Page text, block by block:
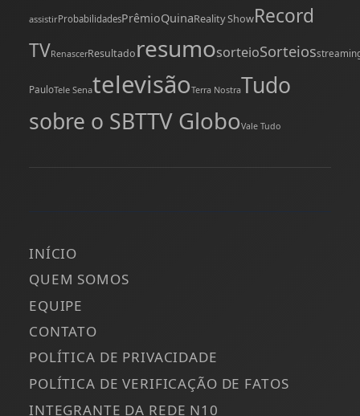
assistirProbabilidadesPrêmioQuinaReality ShowRecord
TVRenascerResultadoresumosorteioSorteios
PauloTele SenatelevisãoTerra NostraTudo
sobre o SBTTV GloboVale Tudo
INÍCIO
QUEM SOMOS
EQUIPE
CONTATO
POLÍTICA DE PRIVACIDADE
POLÍTICA DE VERIFICAÇÃO DE FATOS
INTEGRANTE DA REDE N10